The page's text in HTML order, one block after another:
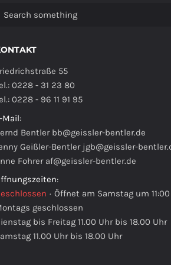
55
0228 - 31 23 80
0228 - 96 11 91 95
Mail:
Bentler bb@geissler-bentler.de
Geißler-Bentler jgb@geissler-
Fohrer af@geissler-bentler.de
:
· Öffnet am Samstag um
geschlossen
bis Freitag 11.00 Uhr bis 18.00 Uhr
11.00 Uhr bis 18.00 Uhr